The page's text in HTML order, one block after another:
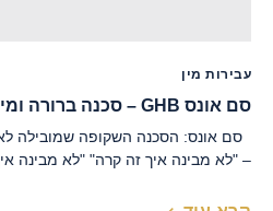
עבירות מין
סם אונס GHB – סכנה ברורה ומיידית בלי ריח ובלי טעם
סם אונס: הסכנה השקופה שמובילה
– "לא מבינה איך זה קרה" "לא מבינה